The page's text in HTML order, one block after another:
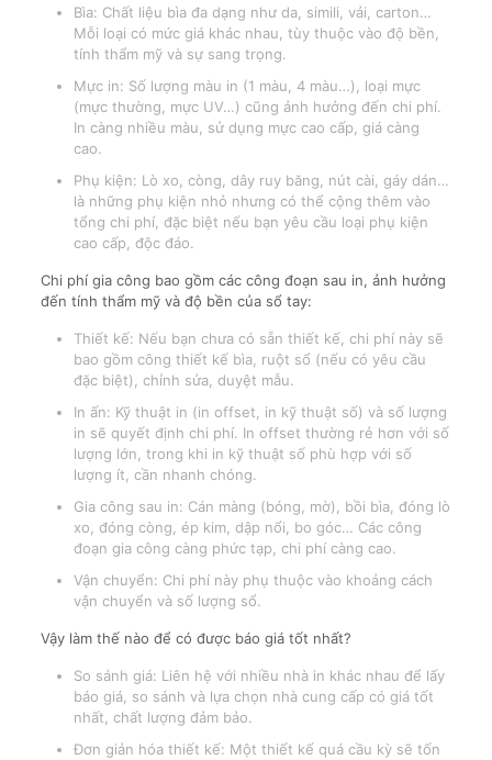
Bìa: Chất liệu bìa đa dạng như da, simili, vải, carton…
Mỗi loại có mức giá khác nhau, tùy thuộc vào độ bền,
tính thẩm mỹ và sự sang trọng.
Mực in: Số lượng màu in (1 màu, 4 màu…), loại mực
(mực thường, mực UV…) cũng ảnh hưởng đến chi phí.
In càng nhiều màu, sử dụng mực cao cấp, giá càng
cao.
Phụ kiện: Lò xo, còng, dây ruy băng, nút cài, gáy dán…
là những phụ kiện nhỏ nhưng có thể cộng thêm vào
tổng chi phí, đặc biệt nếu bạn yêu cầu loại phụ kiện
cao cấp, độc đáo.
Chi phí gia công bao gồm các công đoạn sau in, ảnh hưởng
đến tính thẩm mỹ và độ bền của sổ tay:
Thiết kế: Nếu bạn chưa có sẵn thiết kế, chi phí này sẽ
bao gồm công thiết kế bìa, ruột sổ (nếu có yêu cầu
đặc biệt), chỉnh sửa, duyệt mẫu.
In ấn: Kỹ thuật in (in offset, in kỹ thuật số) và số lượng
in sẽ quyết định chi phí. In offset thường rẻ hơn với số
lượng lớn, trong khi in kỹ thuật số phù hợp với số
lượng ít, cần nhanh chóng.
Gia công sau in: Cán màng (bóng, mờ), bồi bìa, đóng lò
xo, đóng còng, ép kim, dập nổi, bo góc… Các công
đoạn gia công càng phức tạp, chi phí càng cao.
Vận chuyển: Chi phí này phụ thuộc vào khoảng cách
vận chuyển và số lượng sổ.
Vậy làm thế nào để có được báo giá tốt nhất?
So sánh giá: Liên hệ với nhiều nhà in khác nhau để lấy
báo giá, so sánh và lựa chọn nhà cung cấp có giá tốt
nhất, chất lượng đảm bảo.
Đơn giản hóa thiết kế: Một thiết kế quá cầu kỳ sẽ tốn